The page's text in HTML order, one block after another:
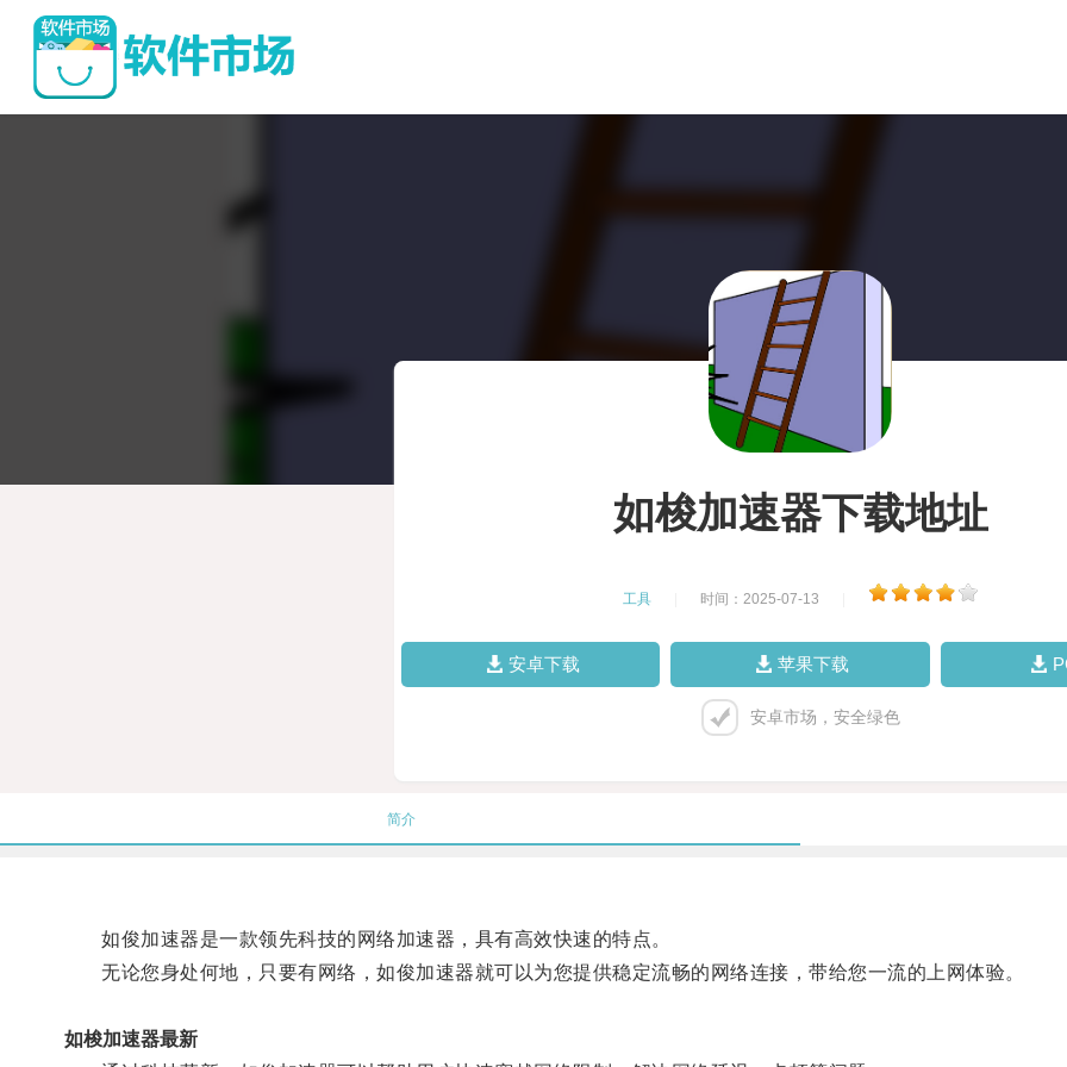
如梭加速器下载地址
工具 时间：2025-07-13
安卓下载 苹果下载
安卓市场，安全绿色
简介
如俊加速器是一款领先科技的网络加速器，具有高效快速的特点。
无论您身处何地，只要有网络，如俊加速器就可以为您提供稳定流畅的网络连接，带给您一流的上网体验。
如梭加速器最新